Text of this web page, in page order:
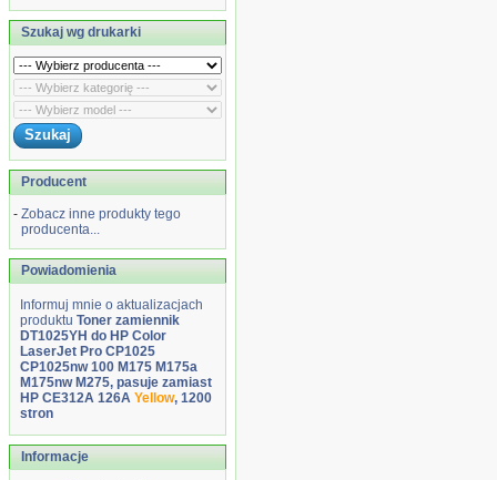
Szukaj wg drukarki
Producent
- Zobacz inne produkty tego
producenta...
Powiadomienia
Informuj mnie o aktualizacjach
produktu Toner zamiennik
DT1025YH do HP Color
LaserJet Pro CP1025
CP1025nw 100 M175 M175a
M175nw M275, pasuje zamiast
HP CE312A 126A Yellow, 1200
stron
Informacje